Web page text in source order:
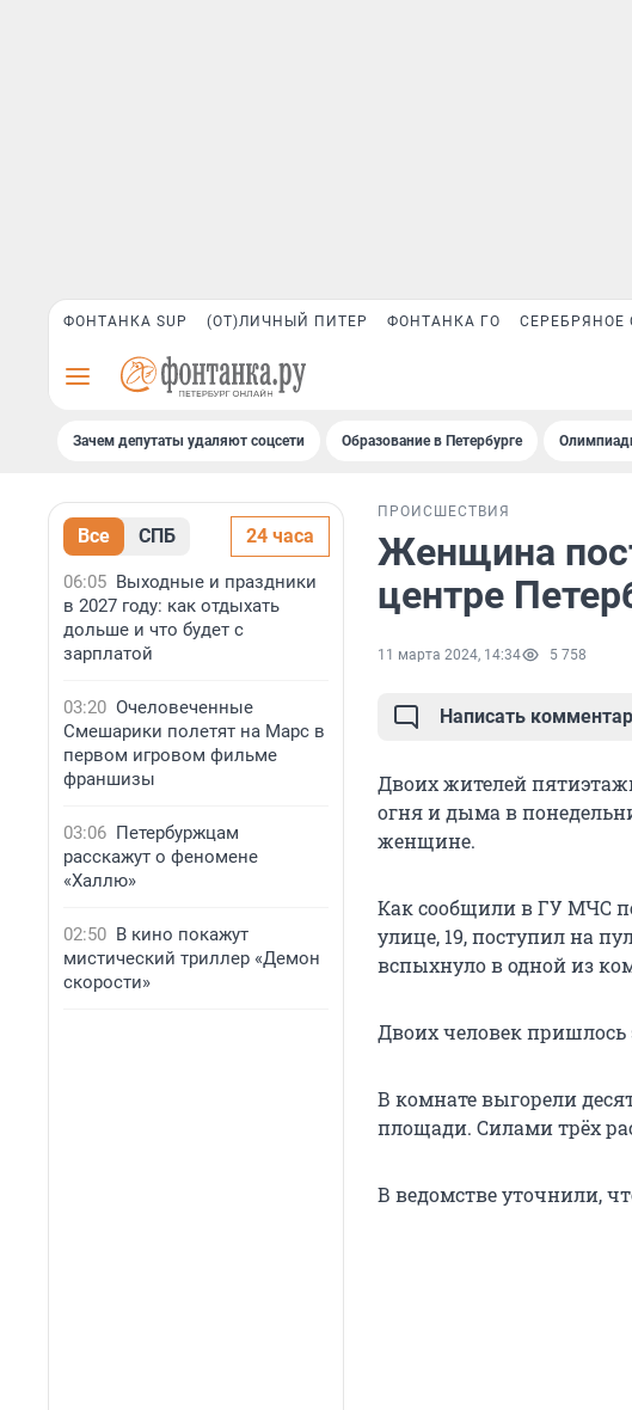
ФОНТАНКА SUP (ОТ)ЛИЧНЫЙ ПИТЕР ФОНТАНКА ГО СЕРЕБРЯНОЕ
Зачем депутаты удаляют соцсети Образование в Петербурге
Все СПБ 24 часа
06:05 Выходные и праздники
в 2027 году: как отдыхать
дольше и что будет с
зарплатой
03:20 Очеловеченные
Смешарики полетят на Марс в
первом игровом фильме
франшизы
03:06 Петербуржцам
расскажут о феномене
«Халлю»
02:50 В кино покажут
мистический триллер «Демон
скорости»
ПРОИСШЕСТВИЯ
Женщина
центре
11 марта 2024, 14:34 5 758
Написать
Двоих жителей
огня и дыма в
женщине.
Как сообщили в ГУ МЧС
улице, 19, поступил на
вспыхнуло в одной из
Двоих человек пришлось
В комнате выгорели
площади. Силами трёх
В ведомстве уточнили,